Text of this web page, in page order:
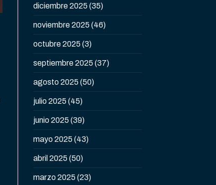
diciembre 2025 (35)
noviembre 2025 (46)
octubre 2025 (3)
septiembre 2025 (37)
agosto 2025 (50)
julio 2025 (45)
junio 2025 (39)
mayo 2025 (43)
abril 2025 (50)
marzo 2025 (23)